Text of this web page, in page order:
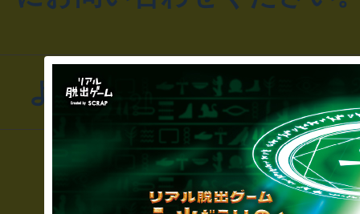
よくあるお問い合わせ
▼一般のお客様